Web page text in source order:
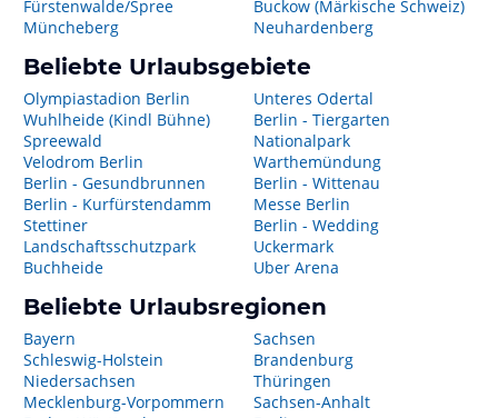
Fürstenwalde/Spree
Müncheberg
Buckow (Märkische Schweiz)
Neuhardenberg
Beliebte Urlaubsgebiete
Olympiastadion Berlin
Wuhlheide (Kindl Bühne)
Spreewald
Velodrom Berlin
Berlin - Gesundbrunnen
Berlin - Kurfürstendamm
Stettiner
Landschaftsschutzpark
Buchheide
Unteres Odertal
Berlin - Tiergarten
Nationalpark
Warthemündung
Berlin - Wittenau
Messe Berlin
Berlin - Wedding
Uckermark
Uber Arena
Beliebte Urlaubsregionen
Bayern
Schleswig-Holstein
Niedersachsen
Mecklenburg-Vorpommern
Sachsen
Brandenburg
Thüringen
Sachsen-Anhalt